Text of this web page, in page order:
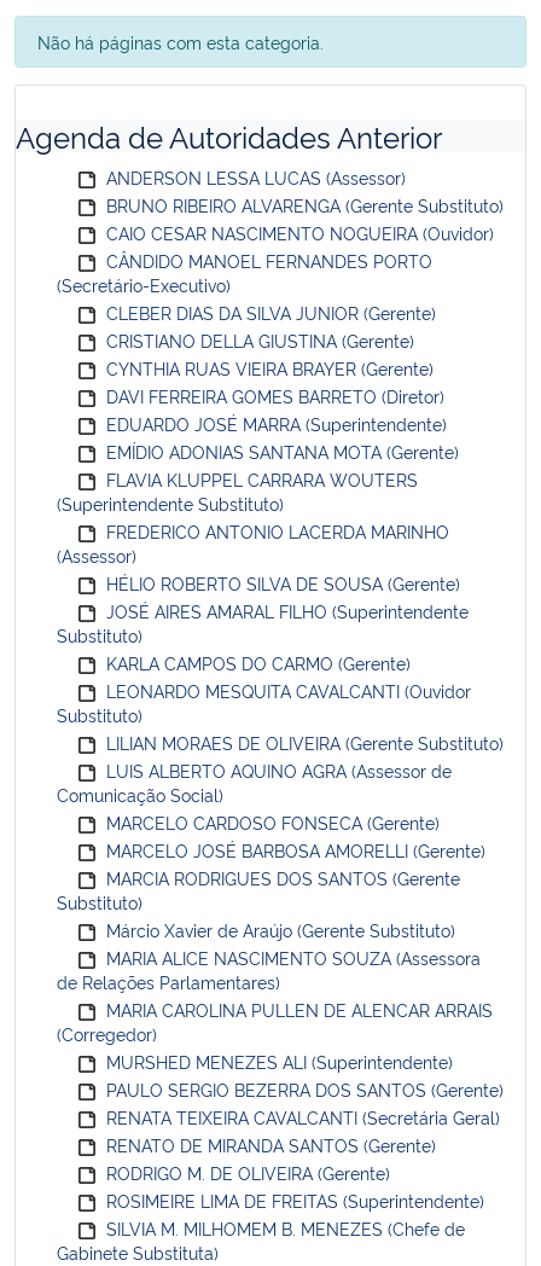
Não há páginas com esta categoria.
Agenda de Autoridades Anterior
ANDERSON LESSA LUCAS (Assessor)
BRUNO RIBEIRO ALVARENGA (Gerente Substituto)
CAIO CESAR NASCIMENTO NOGUEIRA (Ouvidor)
CÂNDIDO MANOEL FERNANDES PORTO
(Secretário-Executivo)
CLEBER DIAS DA SILVA JUNIOR (Gerente)
CRISTIANO DELLA GIUSTINA (Gerente)
CYNTHIA RUAS VIEIRA BRAYER (Gerente)
DAVI FERREIRA GOMES BARRETO (Diretor)
EDUARDO JOSÉ MARRA (Superintendente)
EMÍDIO ADONIAS SANTANA MOTA (Gerente)
FLAVIA KLUPPEL CARRARA WOUTERS
(Superintendente Substituto)
FREDERICO ANTONIO LACERDA MARINHO
(Assessor)
HÉLIO ROBERTO SILVA DE SOUSA (Gerente)
JOSÉ AIRES AMARAL FILHO (Superintendente
Substituto)
KARLA CAMPOS DO CARMO (Gerente)
LEONARDO MESQUITA CAVALCANTI (Ouvidor
Substituto)
LILIAN MORAES DE OLIVEIRA (Gerente Substituto)
LUIS ALBERTO AQUINO AGRA (Assessor de
Comunicação Social)
MARCELO CARDOSO FONSECA (Gerente)
MARCELO JOSÉ BARBOSA AMORELLI (Gerente)
MARCIA RODRIGUES DOS SANTOS (Gerente
Substituto)
Márcio Xavier de Araújo (Gerente Substituto)
MARIA ALICE NASCIMENTO SOUZA (Assessora
de Relações Parlamentares)
MARIA CAROLINA PULLEN DE ALENCAR ARRAIS
(Corregedor)
MURSHED MENEZES ALI (Superintendente)
PAULO SERGIO BEZERRA DOS SANTOS (Gerente)
RENATA TEIXEIRA CAVALCANTI (Secretária Geral)
RENATO DE MIRANDA SANTOS (Gerente)
RODRIGO M. DE OLIVEIRA (Gerente)
ROSIMEIRE LIMA DE FREITAS (Superintendente)
SILVIA M. MILHOMEM B. MENEZES (Chefe de
Gabinete Substituta)